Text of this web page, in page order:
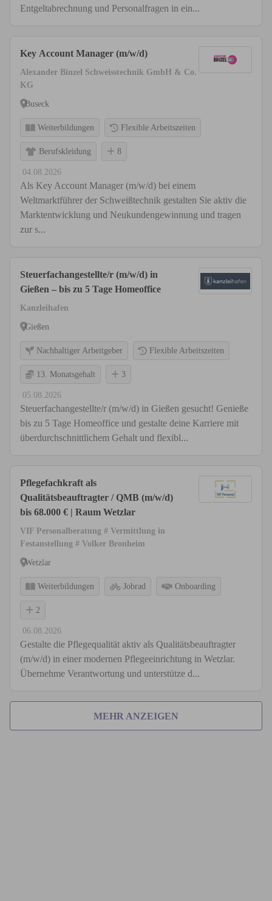
Entgeltabrechnung und Personalfragen in ein...
Key Account Manager (m/w/d)
Alexander Binzel Schweisstechnik GmbH & Co.
KG
Buseck
Weiterbildungen Flexible Arbeitszeiten
Berufskleidung 8
04.08.2026
Als Key Account Manager (m/w/d) bei einem
Weltmarktführer der Schweißtechnik gestalten Sie aktiv die
Marktentwicklung und Neukundengewinnung und tragen
zur s...
Steuerfachangestellte/r (m/w/d) in
Gießen – bis zu 5 Tage Homeoffice
Kanzleihafen
Gießen
Nachhaltiger Arbeitgeber Flexible Arbeitszeiten
13. Monatsgehalt 3
05.08.2026
Steuerfachangestellte/r (m/w/d) in Gießen gesucht! Genieße
bis zu 5 Tage Homeoffice und gestalte deine Karriere mit
überdurchschnittlichem Gehalt und flexibl...
Pflegefachkraft als
Qualitätsbeauftragter / QMB (m/w/d)
bis 68.000 € | Raum Wetzlar
VIF Personalberatung # Vermittlung in
Festanstellung # Volker Bronheim
Wetzlar
Weiterbildungen Jobrad Onboarding
2
06.08.2026
Gestalte die Pflegequalität aktiv als Qualitätsbeauftragter
(m/w/d) in einer modernen Pflegeeinrichtung in Wetzlar.
Übernehme Verantwortung und unterstütze d...
MEHR ANZEIGEN